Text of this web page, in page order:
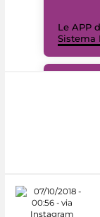
Le APP
Sistema